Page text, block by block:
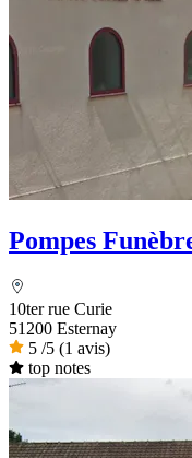
Pompes
10ter rue Curie
51200 Esternay
5 /5 (1 avis)
top notes